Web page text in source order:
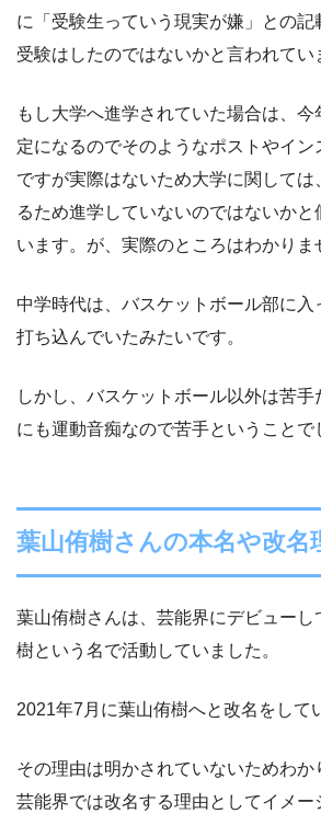
に「受験生っていう現実が嫌」との記
受験はしたのではないかと言われてい
もし大学へ進学されていた場合は、
定になるのでそのようなポストやイ
ですが実際はないため大学に関しては
るため進学していないのではないかと
います。が、実際のところはわかりま
中学時代は、バスケットボール部に入
打ち込んでいたみたいです。
しかし、バスケットボール以外は苦
にも運動音痴なので苦手ということで
葉山侑樹さんの本名や改名
葉山侑樹さんは、芸能界にデビューし
樹という名で活動していました。
2021年7月に葉山侑樹へと改名をして
その理由は明かされていないためわか
芸能界では改名する理由としてイメー